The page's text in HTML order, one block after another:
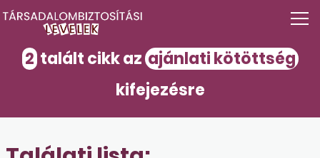
2talált cikk az ajánlati kötöttség
kifejezésre